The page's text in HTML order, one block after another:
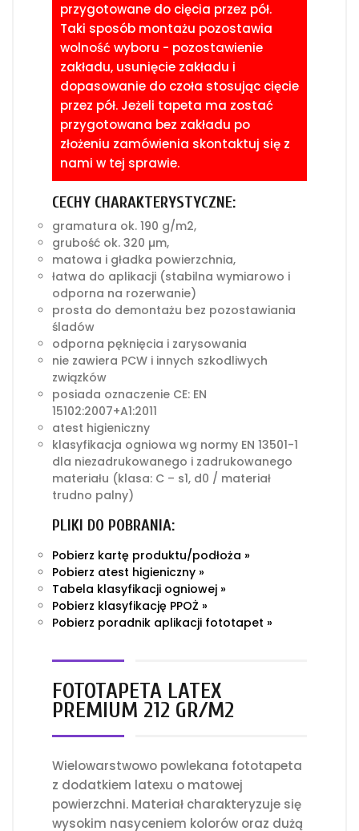
przygotowane do cięcia przez pół.
Taki sposób montażu pozostawia
wolność wyboru - pozostawienie
zakładu, usunięcie zakładu i
dopasowanie do czoła stosując cięcie
przez pół. Jeżeli tapeta ma zostać
przygotowana bez zakładu po
złożeniu zamówienia skontaktuj się z
nami w tej sprawie.
CECHY CHARAKTERYSTYCZNE:
gramatura ok. 190 g/m2,
grubość ok. 320 µm,
matowa i gładka powierzchnia,
łatwa do aplikacji (stabilna wymiarowo i
odporna na rozerwanie)
prosta do demontażu bez pozostawiania
śladów
odporna pęknięcia i zarysowania
nie zawiera PCW i innych szkodliwych
związków
posiada oznaczenie CE: EN
15102:2007+A1:2011
atest higieniczny
klasyfikacja ogniowa wg normy EN 13501-1
dla niezadrukowanego i zadrukowanego
materiału (klasa: C – s1, d0 / materiał
trudno palny)
PLIKI DO POBRANIA:
Pobierz kartę produktu/podłoża »
Pobierz atest higieniczny »
Tabela klasyfikacji ogniowej »
Pobierz klasyfikację PPOŻ »
Pobierz poradnik aplikacji fototapet »
FOTOTAPETA LATEX
PREMIUM 212 GR/M2
Wielowarstwowo powlekana fototapeta
z dodatkiem latexu o matowej
powierzchni. Materiał charakteryzuje się
wysokim nasyceniem kolorów oraz dużą